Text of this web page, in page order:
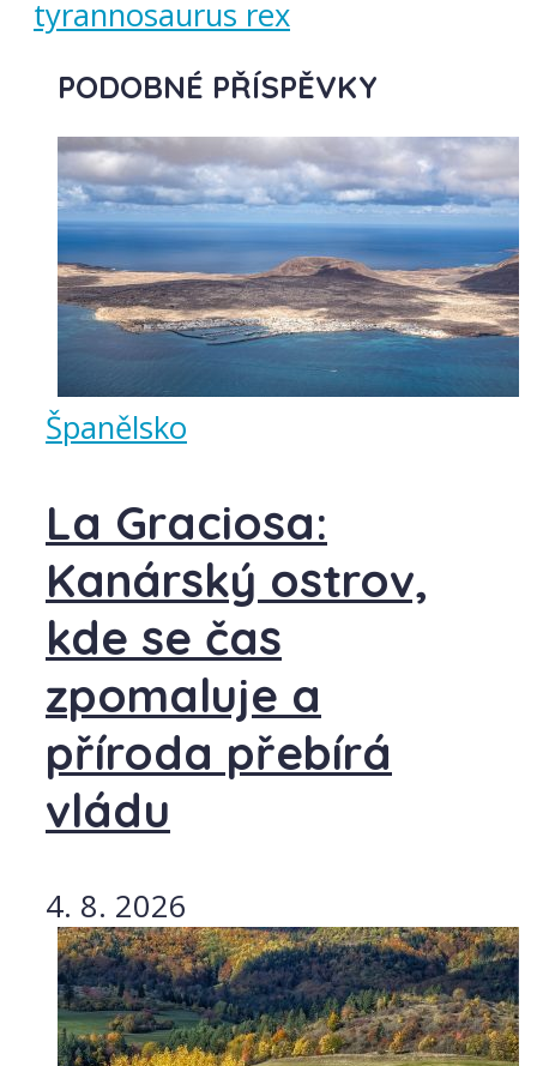
tyrannosaurus rex
PODOBNÉ PŘÍSPĚVKY
Španělsko
La Graciosa:
Kanárský ostrov,
kde se čas
zpomaluje a
příroda přebírá
vládu
4. 8. 2026